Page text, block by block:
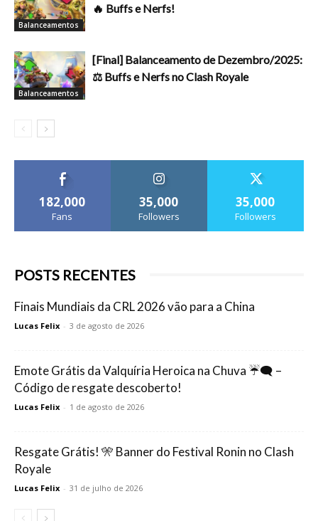
Balanceamentos
🔥 Buffs e Nerfs!
Balanceamentos
[Final] Balanceamento de Dezembro/2025:
⚖️ Buffs e Nerfs no Clash Royale
182,000
Fans
35,000
Followers
35,000
Followers
POSTS RECENTES
Finais Mundiais da CRL 2026 vão para a China
Lucas Felix - 3 de agosto de 2026
Emote Grátis da Valquíria Heroica na Chuva ☔🗨️ –
Código de resgate descoberto!
Lucas Felix - 1 de agosto de 2026
Resgate Grátis! 🎌 Banner do Festival Ronin no Clash
Royale
Lucas Felix - 31 de julho de 2026